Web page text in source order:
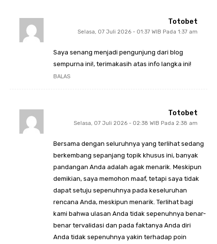
Totobet
Selasa, 07 Juli 2026 - 01:37 WIB Pada 1:37 am
Saya senang menjadi pengunjung dari blog
sempurna ini!, terimakasih atas info langka ini!
BALAS
Totobet
Selasa, 07 Juli 2026 - 02:38 WIB Pada 2:38 am
Bersama dengan seluruhnya yang terlihat sedang
berkembang sepanjang topik khusus ini, banyak
pandangan Anda adalah agak menarik. Meskipun
demikian, saya memohon maaf, tetapi saya tidak
dapat setuju sepenuhnya pada keseluruhan
rencana Anda, meskipun menarik. Terlihat bagi
kami bahwa ulasan Anda tidak sepenuhnya benar-
benar tervalidasi dan pada faktanya Anda diri
Anda tidak sepenuhnya yakin terhadap poin